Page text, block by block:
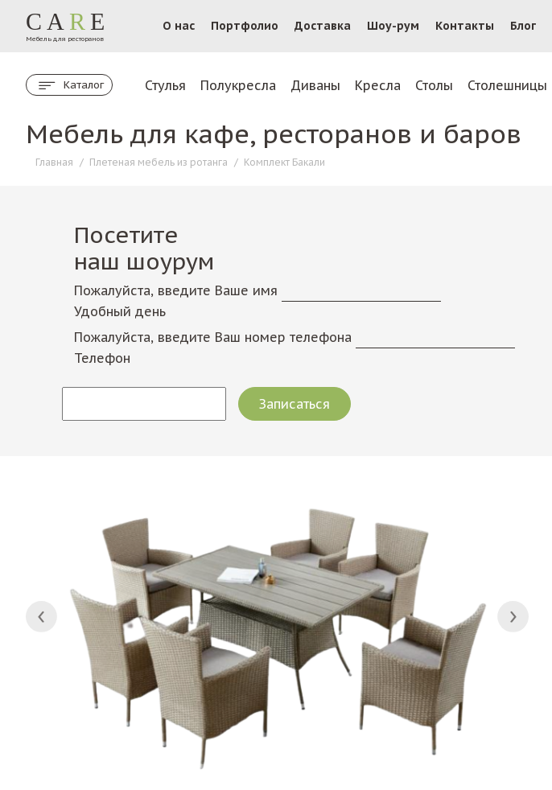
CA R E
Мебель для ресторанов
О нас Портфолио Доставка Шоу-рум Контакты Блог
Каталог Стулья Полукресла Диваны Кресла Столы Столешницы
Мебель для кафе, ресторанов и баров
Главная / Плетеная мебель из ротанга / Комплект Бакали
Посетите
наш шоурум
Пожалуйста, введите Ваше имя
Удобный день
Пожалуйста, введите Ваш номер телефона
Телефон